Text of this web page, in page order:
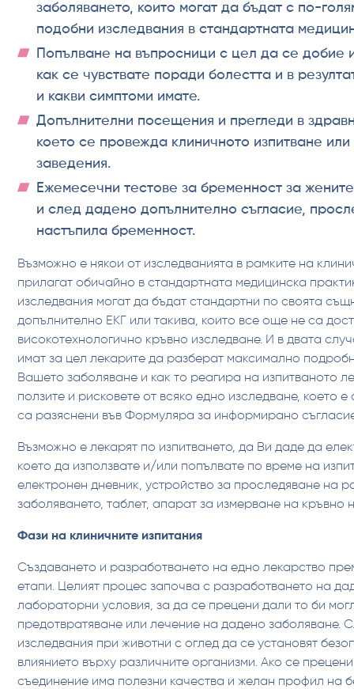
заболяването, които могат да бъдат с по-
подобни изследвания в стандартната
Попълване на въпросници с цел да се добие
как се чувствате поради болестта и в
и какви симптоми имате.
Допълнителни посещения и прегледи в
което се провежда клиничното изпитване или
заведения.
Ежемесечни тестове за бременност за
и след дадено допълнително съгласие,
настъпила бременност.
Възможно е някои от изследванията в рамките на
прилагат обичайно в стандартната медицинска
изследвания могат да бъдат стандартни по своята
допълнително ЕКГ или такива, които все още не са
високотехнологично кръвно изследване. И в двата
имат за цел лекарите да разберат максимално
Вашето заболяване и как то реагира на изпитваното
ползите и рисковете от всяко едно изследване, което
са разяснени във Формуляра за информирано
Възможно е лекарят по изпитването, да Ви даде да
което да използвате и/или попълвате по време на
електронен дневник, устройство за проследяване на
заболяването, таблет, апарат за измерване на кръвно
Фази на клиничните изпитания
Създаването и разработването на едно лекарство
етапи. Целият процес започва с разработването на
лабораторни условия, за да се прецени дали то би
предотвратяване или лечение на дадено заболяване.
изследвания при животни с оглед да се установят
влиянието върху различните организми. Ако се
съединение има полезни качества и желан профил на